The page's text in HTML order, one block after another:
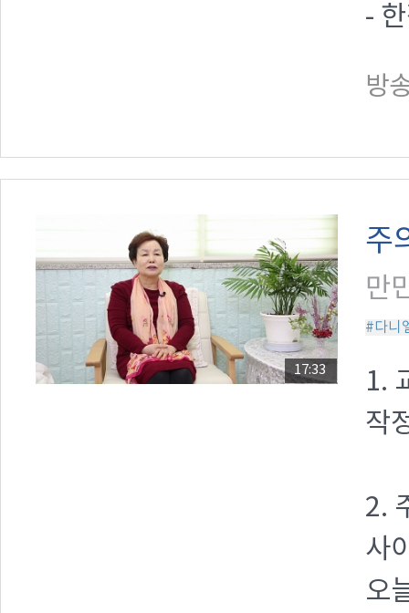
-
방
17:33
주
만
#다니
1.
작
2.
사
오